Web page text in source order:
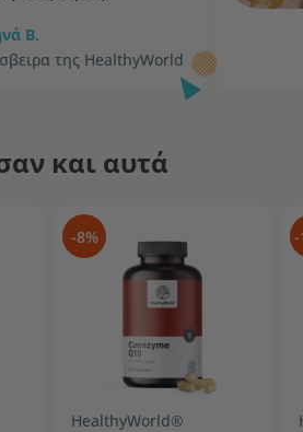
Β.
της HealthyWorld
και αυτά
-8%
HealthyWorld®
-